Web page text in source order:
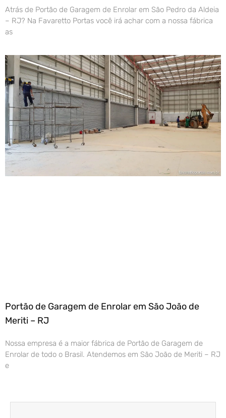
Atrás de Portão de Garagem de Enrolar em São Pedro da Aldeia
– RJ? Na Favaretto Portas você irá achar com a nossa fábrica
as
Portão de Garagem de Enrolar em São João de
Meriti – RJ
Nossa empresa é a maior fábrica de Portão de Garagem de
Enrolar de todo o Brasil. Atendemos em São João de Meriti – RJ
e